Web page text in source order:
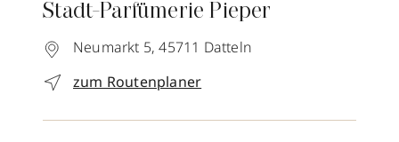
Stadt-Parfümerie Pieper
Neumarkt 5, 45711 Datteln
zum Routenplaner